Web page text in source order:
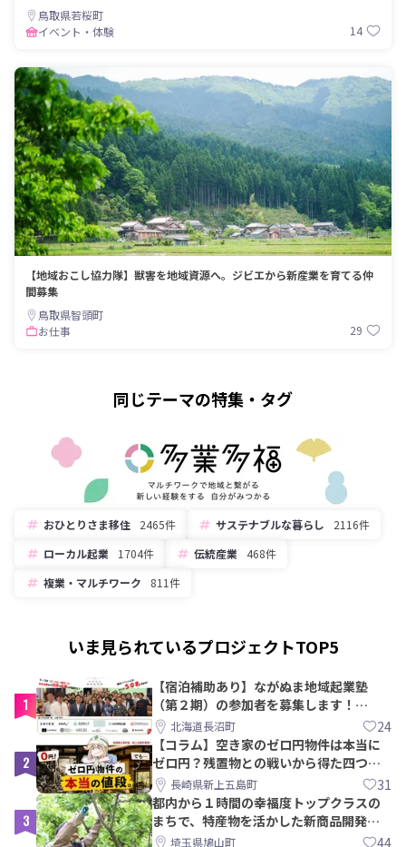
鳥取県若桜町
イベント・体験
14
【地域おこし協力隊】獣害を地域資源へ。ジビエから新産業を育てる仲
間募集
鳥取県智頭町
お仕事
29
同じテーマの特集・タグ
おひとりさま移住 2465件 サステナブルな暮らし
2116件
ローカル起業
1704件 伝統産業
468件
複業・マルチワーク
811件
いま見られているプロジェクトTOP5
1
【宿泊補助あり】ながぬま地域起業塾
（第２期）の参加者を募集します！
【8/21〆】
北海道長沼町 24
2
【コラム】空き家のゼロ円物件は本当に
ゼロ円？残置物との戦いから得た四つの
教訓｜新上五島町
長崎県新上五島町 31
3
都内から１時間の幸福度トップクラスの
まちで、特産物を活かした新商品開発＆
PRメンバー募集！
埼玉県鳩山町 44